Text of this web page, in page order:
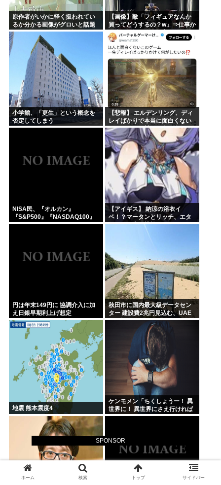
SPONSOR
原作者がいかに軽く扱われてい
るか分かる画像がグロいと話題
に！これおかしいって誰も気づ
かなかったのかよ！？
【画像】敵「フィギュアなんか
買ってどうするの？w」⇒仕事か
ら疲れて帰ってきて家にこんな
棚があったら疲れが吹き飛ぶだ
ろ？
小学館、「更生」という概念を
否定してしまう
【悲報】 エルデンリング、ディ
レイばかりで本当に面白くない
このゲーム←賛同の声が多数…
NISA民、『オルカン』
『S&P500』『NASDAQ100』
しか買わない
【アイギス】 納涼の浴衣イ
ベ！？マータンとリッチ、エタ
ーナーが来る模様！！！
円は年末149円に 協調介入に加
え日銀早期利上げ想定
秋田市に国内最大級データセン
ター 建設費2兆円見込む、UAE
など投資
地震 熊本震度4
ケンモメン「ちくしょうー！ 異
世界に！ 異世界にさえ行ければ
ー！(;△;)」 どうなるの？
ホーム 検索 トップ サイドバー